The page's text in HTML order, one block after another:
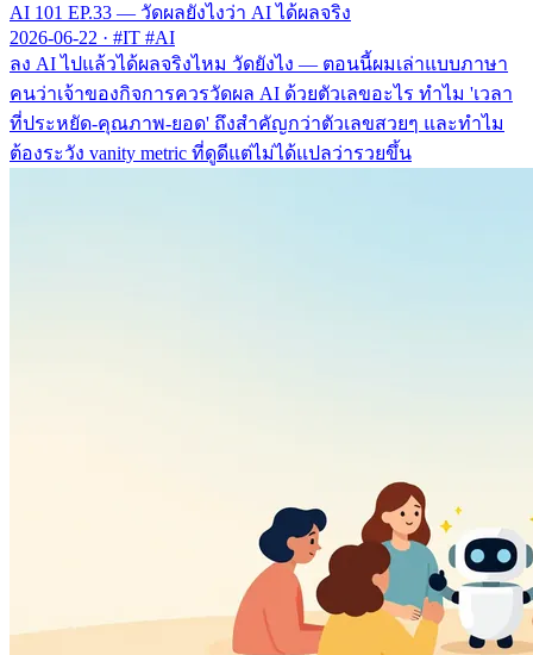
AI 101 EP.33 — วัดผลยังไงว่า AI ได้ผลจริง
2026-06-22 · #IT #AI
ลง AI ไปแล้วได้ผลจริงไหม วัดยังไง — ตอนนี้ผมเล่าแบบภาษา
คนว่าเจ้าของกิจการควรวัดผล AI ด้วยตัวเลขอะไร ทำไม 'เวลา
ที่ประหยัด-คุณภาพ-ยอด' ถึงสำคัญกว่าตัวเลขสวยๆ และทำไม
ต้องระวัง vanity metric ที่ดูดีแต่ไม่ได้แปลว่ารวยขึ้น